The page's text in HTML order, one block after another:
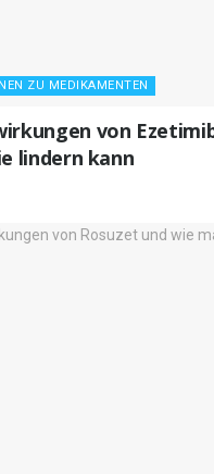
ZU MEDIKAMENTEN
von
lindern kann